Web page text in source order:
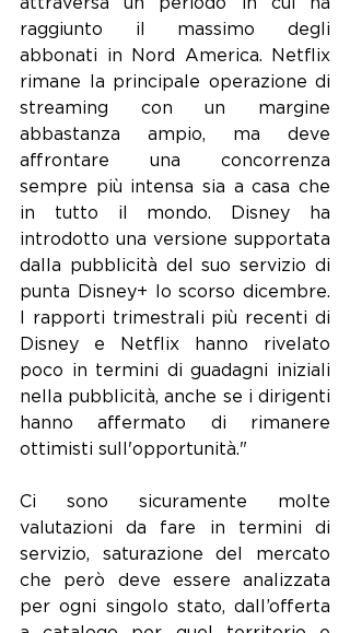
attraversa un periodo in cui ha
raggiunto il massimo degli
abbonati in Nord America. Netflix
rimane la principale operazione di
streaming con un margine
abbastanza ampio, ma deve
affrontare una concorrenza
sempre più intensa sia a casa che
in tutto il mondo. Disney ha
introdotto una versione supportata
dalla pubblicità del suo servizio di
punta Disney+ lo scorso dicembre.
I rapporti trimestrali più recenti di
Disney e Netflix hanno rivelato
poco in termini di guadagni iniziali
nella pubblicità, anche se i dirigenti
hanno affermato di rimanere
ottimisti sull'opportunità."
Ci sono sicuramente molte
valutazioni da fare in termini di
servizio, saturazione del mercato
che però deve essere analizzata
per ogni singolo stato, dall’offerta